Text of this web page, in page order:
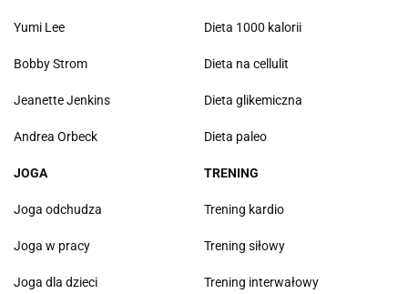
Yumi Lee
Bobby Strom
Jeanette Jenkins
Andrea Orbeck
Dieta 1000 kalorii
Dieta na cellulit
Dieta glikemiczna
Dieta paleo
JOGA
Joga odchudza
Joga w pracy
Joga dla dzieci
TRENING
Trening kardio
Trening siłowy
Trening interwałowy